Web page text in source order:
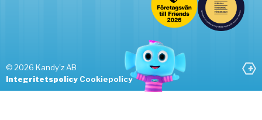
© 2026 Kandy'z AB
Integritetspolicy Cookiepolicy